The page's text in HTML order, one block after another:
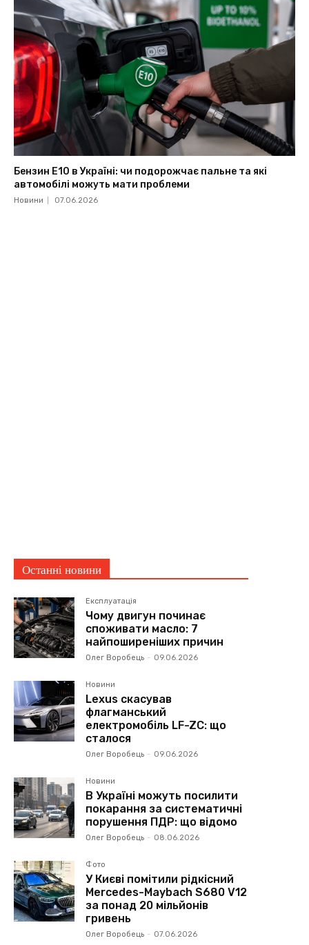
Бензин Е10 в Україні: чи подорожчає пальне та які
автомобілі можуть мати проблеми
Новини 07.06.2026
Останні новини
Експлуатація
Чому двигун починає
споживати масло: 7
найпоширеніших причин
Олег Воробець - 09.06.2026
Новини
Lexus скасував
флагманський
електромобіль LF-ZC: що
сталося
Олег Воробець - 09.06.2026
Новини
В Україні можуть посилити
покарання за систематичні
порушення ПДР: що відомо
Олег Воробець - 08.06.2026
Фото
У Києві помітили рідкісний
Mercedes-Maybach S680 V12
за понад 20 мільйонів
гривень
Олег Воробець - 07.06.2026